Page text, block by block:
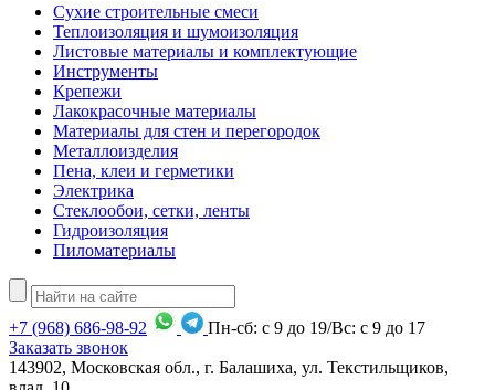
Сухие строительные смеси
Теплоизоляция и шумоизоляция
Листовые материалы и комплектующие
Инструменты
Крепежи
Лакокрасочные материалы
Материалы для стен и перегородок
Металлоизделия
Пена, клеи и герметики
Электрика
Стеклообои, сетки, ленты
Гидроизоляция
Пиломатериалы
+7 (968) 686-98-92
Пн-сб: с 9 до 19/Вс: с 9 до 17
Заказать звонок
143902, Московская обл., г. Балашиха, ул. Текстильщиков,